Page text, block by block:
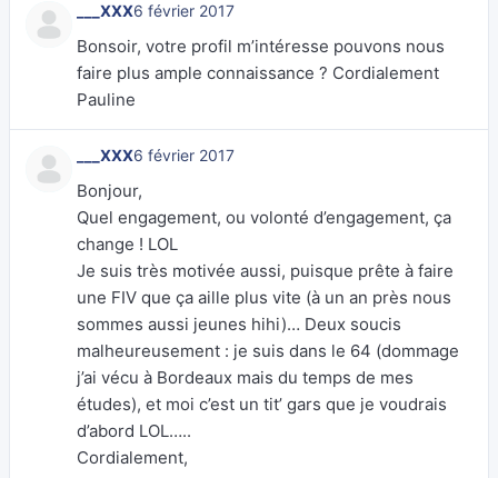
___XXX6 février 2017
Bonsoir, votre profil m’intéresse pouvons nous
faire plus ample connaissance ? Cordialement
Pauline
___XXX6 février 2017
Bonjour,
Quel engagement, ou volonté d’engagement, ça
change ! LOL
Je suis très motivée aussi, puisque prête à faire
une FIV que ça aille plus vite (à un an près nous
sommes aussi jeunes hihi)… Deux soucis
malheureusement : je suis dans le 64 (dommage
j’ai vécu à Bordeaux mais du temps de mes
études), et moi c’est un tit’ gars que je voudrais
d’abord LOL…..
Cordialement,